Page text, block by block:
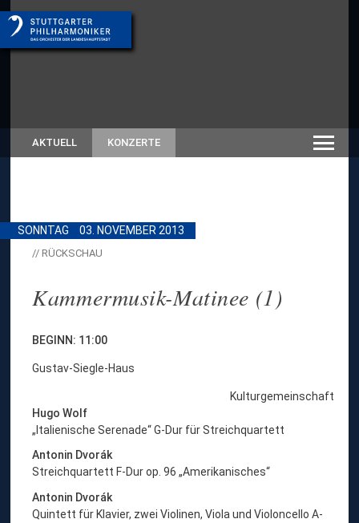
AKTUELL KONZERTE
SONNTAG 03. NOVEMBER 2013
// RÜCKSCHAU
Kammermusik-Matinee (1)
BEGINN: 11:00
Gustav-Siegle-Haus
Kulturgemeinschaft
Hugo Wolf
„Italienische Serenade“ G-Dur für Streichquartett
Antonin Dvorák
Streichquartett F-Dur op. 96 „Amerikanisches“
Antonin Dvorák
Quintett für Klavier, zwei Violinen, Viola und Violoncello A-